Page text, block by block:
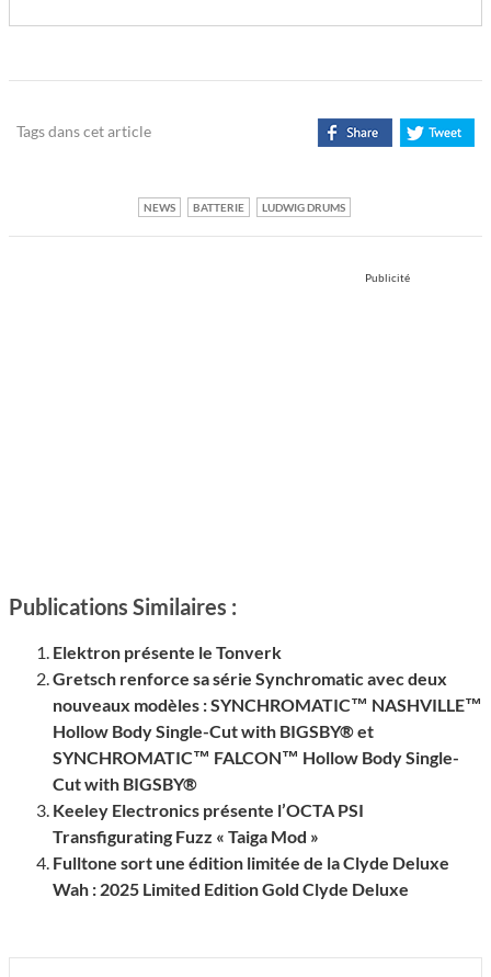
Tags dans cet article
NEWS BATTERIE LUDWIG DRUMS
Publicité
Publications Similaires :
Elektron présente le Tonverk
Gretsch renforce sa série Synchro­ma­tic avec deux
nouveaux modèles : SYNCHROMATIC™ NASHVILLE™
Hollow Body Single-Cut with BIGSBY® et
SYNCHROMATIC™ FALCON™ Hollow Body Single-
Cut with BIGSBY®
Keeley Electronics présente l’OCTA PSI
Transfigurating Fuzz « Taiga Mod »
Fulltone sort une édition limitée de la Clyde Deluxe
Wah : 2025 Limited Edition Gold Clyde Deluxe